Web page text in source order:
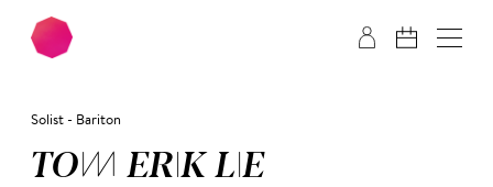
Zum Hauptinhalt springen Zum Footer springen
Solist - Bariton
TOM­ ERIK­ LIE­